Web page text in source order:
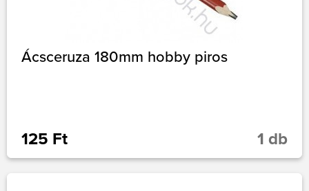
Ácsceruza 180mm hobby piros
125 Ft 1 db